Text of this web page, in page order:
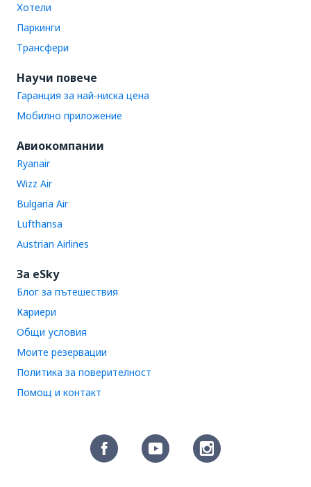
Хотели
Паркинги
Трансфери
Научи повече
Гаранция за най-ниска цена
Мобилно приложение
Авиокомпании
Ryanair
Wizz Air
Bulgaria Air
Lufthansa
Austrian Airlines
За eSky
Блог за пътешествия
Кариери
Общи условия
Моите резервации
Политика за поверителност
Помощ и контакт